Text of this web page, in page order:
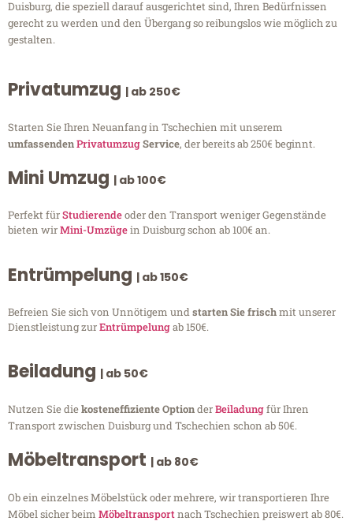
Duisburg, die speziell darauf ausgerichtet sind, Ihren Bedürfnissen
gerecht zu werden und den Übergang so reibungslos wie möglich zu
gestalten.
Privatumzug | ab 250€
Starten Sie Ihren Neuanfang in Tschechien mit unserem
umfassendenPrivatumzugService, der bereits ab 250€ beginnt.
Mini Umzug | ab 100€
Perfekt fürStudierendeoder den Transport weniger Gegenstände
bieten wirMini-Umzügein Duisburg schon ab 100€ an.
Entrümpelung | ab 150€
Befreien Sie sich von Unnötigem undstarten Sie frischmit unserer
Dienstleistung zurEntrümpelungab 150€.
Beiladung | ab 50€
Nutzen Sie diekosteneffiziente OptionderBeiladungfür Ihren
Transport zwischen Duisburg und Tschechien schon ab 50€.
Möbeltransport | ab 80€
Ob ein einzelnes Möbelstück oder mehrere, wir transportieren Ihre
Möbel sicher beim Möbeltransportnach Tschechien preiswert ab 80€.